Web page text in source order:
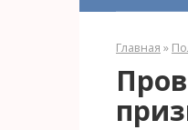
Главная »